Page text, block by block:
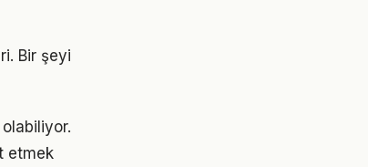
Bir şeyi
etmek